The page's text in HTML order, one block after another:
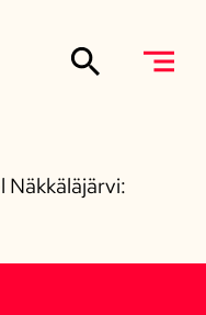
Näkkäläjärvi: